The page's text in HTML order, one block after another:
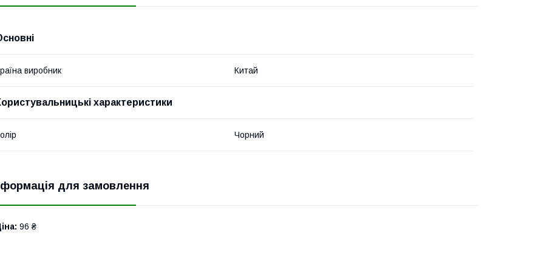
виробник Китай
характеристики
Чорний
для замовлення
96 ₴